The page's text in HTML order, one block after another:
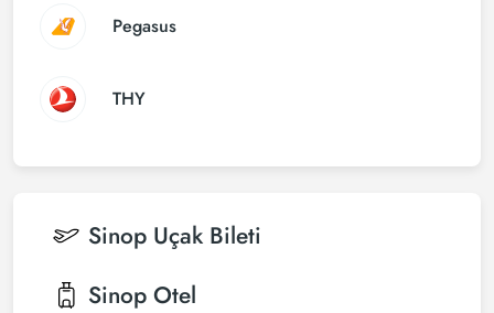
Pegasus
THY
Sinop Uçak Bileti
Sinop Otel